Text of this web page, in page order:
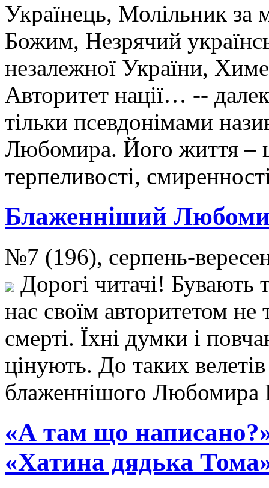
Українець, Молільник за
Божим, Незрячий
незалежної України,
Авторитет нації… --
тільки псевдонімами
Любомира. Його життя –
терпеливості,
Блаженніший
№7 (196), серпень-
Дорогі читачі! Бувають
нас своїм авторитетом не
смерті. Їхні думки і
цінують. До таких
блаженнішого Любомира
«А там що
«Хатина дядька